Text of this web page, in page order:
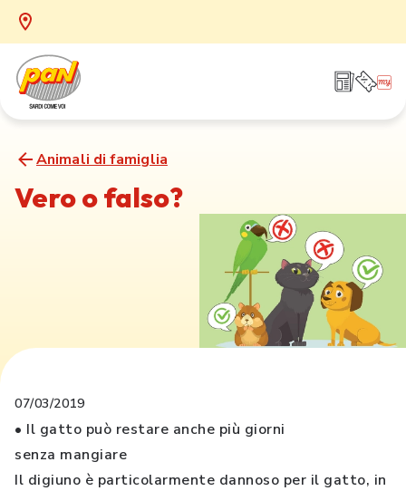
Animali di famiglia
Vero o falso?
07/03/2019
• Il gatto può restare anche più giorni
senza mangiare
Il digiuno è particolarmente dannoso per il gatto, in